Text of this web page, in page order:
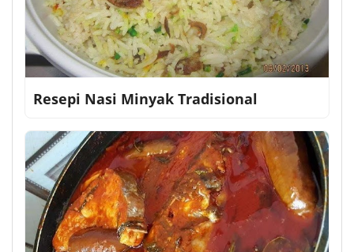
Resepi Nasi Minyak Tradisional